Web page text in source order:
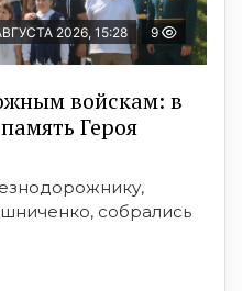
2026, 15:28 9
войскам: в
Героя
собрались